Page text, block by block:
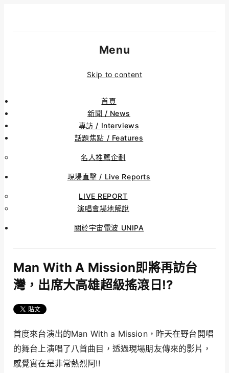
Menu
Skip to content
首頁
新聞 / News
專訪 / Interviews
話題焦點 / Features
名人推薦企劃
現場直擊 / Live Reports
LIVE REPORT
演唱會場地解說
關於宇宙電波 UNIPA
Man With A Mission即將再訪台
灣，出席大高雄超級搖滾日!?
首度來台演出的Man With a Mission，昨天在野台開唱
的舞台上演唱了八首曲目，透過現場朋友傳來的影片，
感覺實在是非常熱烈阿!!